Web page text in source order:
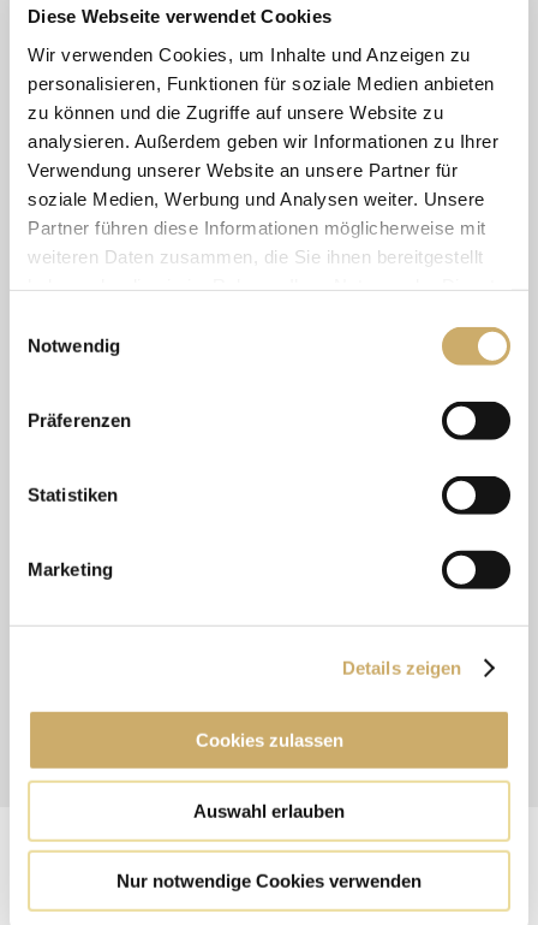
Diese Webseite verwendet Cookies
Wir verwenden Cookies, um Inhalte und Anzeigen zu
personalisieren, Funktionen für soziale Medien anbieten
zu können und die Zugriffe auf unsere Website zu
analysieren. Außerdem geben wir Informationen zu Ihrer
Verwendung unserer Website an unsere Partner für
soziale Medien, Werbung und Analysen weiter. Unsere
Partner führen diese Informationen möglicherweise mit
weiteren Daten zusammen, die Sie ihnen bereitgestellt
Cookies, wenn Sie unsere Webseite weiterhin nutzen.
Notwendig
Präferenzen
Statistiken
Marketing
Details zeigen
Cookies zulassen
Auswahl erlauben
Nur notwendige Cookies verwenden
Schritt-für-Schritt-Ablauf einer solchen
Reinigung:Zunächst wird Ihr Gesicht gründlich
gereinigt.
Markierung:Daraufhin markieren wir die zu
behandelnden Areale, um die genaue
Platzierung der Ultraschallwellen zu planen.
verschiedenen Hauttiefen präzise abgegeben.
Linien (horizontal und vertikal) auf der Haut, um
Es ist erforderlich, zu einem HIFU-Lifting möglichst
sollten 5 Tage vor der Behandlung
werden. Die Behandlung dauert je nach Umfang
des Areals zwischen 60 und 120 Minuten. Die
NACHSORGE NACH EINEM HIFU-
LIFTING